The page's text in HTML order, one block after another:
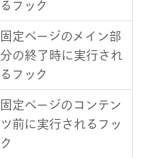
るフック
固定ページのメイン部
分の終了時に実行され
るフック
固定ページのコンテン
ツ前に実行されるフッ
ク